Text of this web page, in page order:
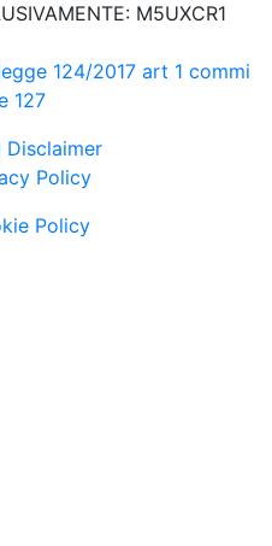
M5UXCR1
124/2017 art 1 commi
127
Disclaimer
Policy
Policy